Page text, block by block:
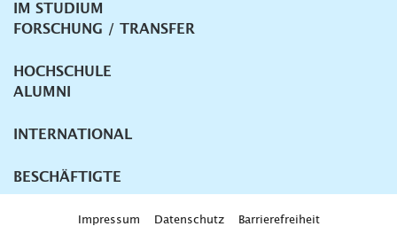
IM STUDIUM
FORSCHUNG / TRANSFER
HOCHSCHULE
ALUMNI
INTERNATIONAL
BESCHÄFTIGTE
Impressum Datenschutz Barrierefreiheit